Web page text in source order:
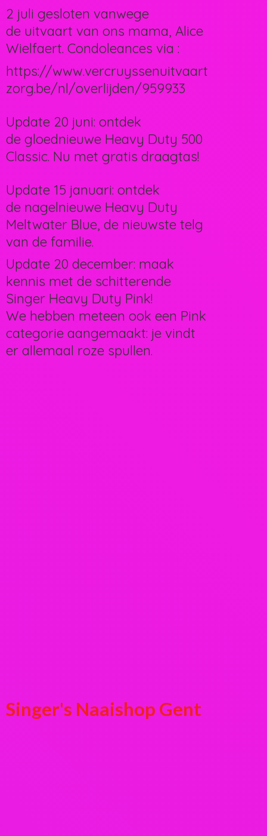
Singer's Naaishop Gent
2 juli gesloten vanwege
de uitvaart van ons mama, Alice
Wielfaert. Condoleances via :
https://www.vercruyssenuitvaart
zorg.be/nl/overlijden/959933
Update 20 juni: ontdek
de gloednieuwe Heavy Duty 500
Classic. Nu met gratis draagtas!
Update 15 januari: ontdek
de nagelnieuwe Heavy Duty
Meltwater Blue, de nieuwste telg
van de familie.
Update 20 december: maak
kennis met de schitterende
Singer Heavy Duty Pink!
We hebben meteen ook een Pink
categorie aangemaakt: je vindt
er allemaal roze spullen.